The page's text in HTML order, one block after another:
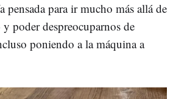
pensada para ir mucho más allá de
poder despreocuparnos de
poniendo a la máquina a